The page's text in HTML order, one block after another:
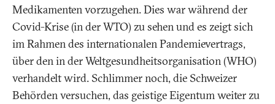
Medikamenten vorzugehen. Dies war während der
Covid-Krise (in der WTO) zu sehen und es zeigt sich
im Rahmen des internationalen Pandemievertrags,
über den in der Weltgesundheitsorganisation (WHO)
verhandelt wird. Schlimmer noch, die Schweizer
Behörden versuchen, das geistige Eigentum weiter zu